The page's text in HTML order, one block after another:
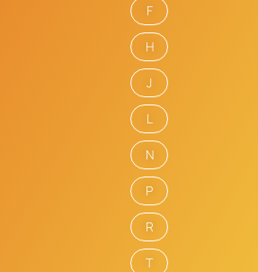
F
H
J
L
N
P
R
T